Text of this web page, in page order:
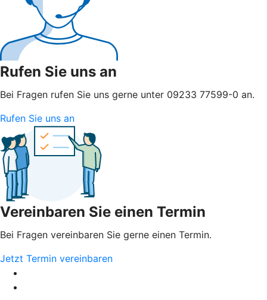
Rufen Sie uns an
Bei Fragen rufen Sie uns gerne unter 09233 77599-0 an.
Rufen Sie uns an
Vereinbaren Sie einen Termin
Bei Fragen vereinbaren Sie gerne einen Termin.
Jetzt Termin vereinbaren